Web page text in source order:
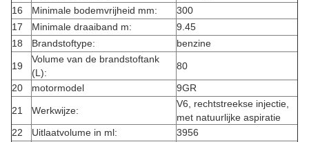
16
Minimale bodemvrijheid mm:
300
17
Minimale draaiband m:
9.45
18
Brandstoftype: benzine
19
Volume van de brandstoftank
(L):
80
20
motormodel 9GR
21 Werkwijze:
V6, rechtstreekse injectie,
met natuurlijke aspiratie
22
Uitlaatvolume in ml: 3956